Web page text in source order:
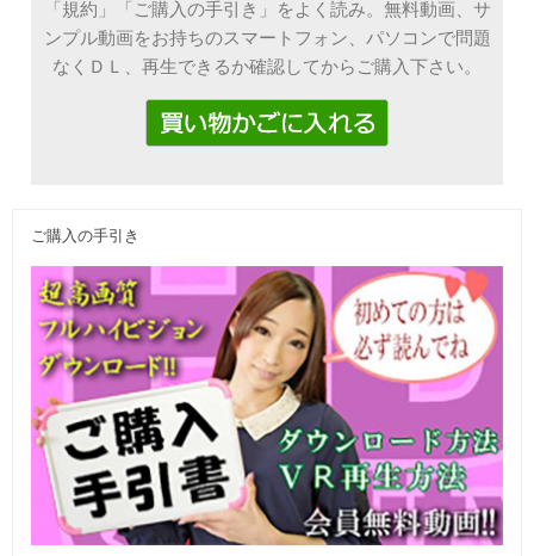
「規約」「ご購入の手引き」をよく読み。無料動画、サ
ンプル動画をお持ちのスマートフォン、パソコンで問題
なくＤＬ、再生できるか確認してからご購入下さい。
ご購入の手引き